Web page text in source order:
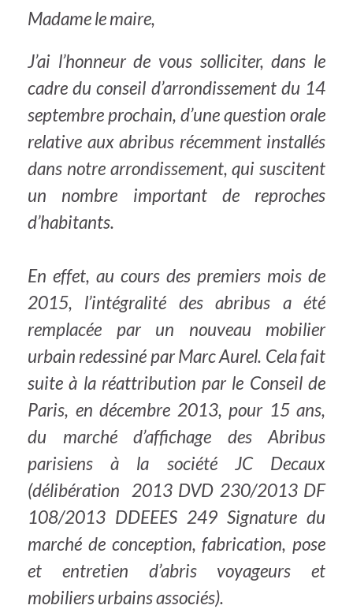
Madame le maire,
J’ai l’honneur de vous solliciter, dans le
cadre du conseil d’arrondissement du 14
septembre prochain, d’une question orale
relative aux abribus récemment installés
dans notre arrondissement, qui suscitent
un nombre important de reproches
d’habitants.
En effet, au cours des premiers mois de
2015, l’intégralité des abribus a été
remplacée par un nouveau mobilier
urbain redessiné par Marc Aurel. Cela fait
suite à la réattribution par le Conseil de
Paris, en décembre 2013, pour 15 ans,
du marché d’affichage des Abribus
parisiens à la société JC Decaux
(délibération 2013 DVD 230/2013 DF
108/2013 DDEEES 249 Signature du
marché de conception, fabrication, pose
et entretien d’abris voyageurs et
mobiliers urbains associés).